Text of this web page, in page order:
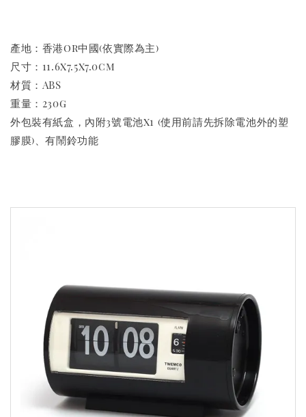
產地：香港or中國(依實際為主)
尺寸：11.6x7.5x7.0cm
材質：ABS
重量：230g
外包裝有紙盒，內附3號電池x1 (使用前請先拆除電池外的塑
膠膜)、有鬧鈴功能